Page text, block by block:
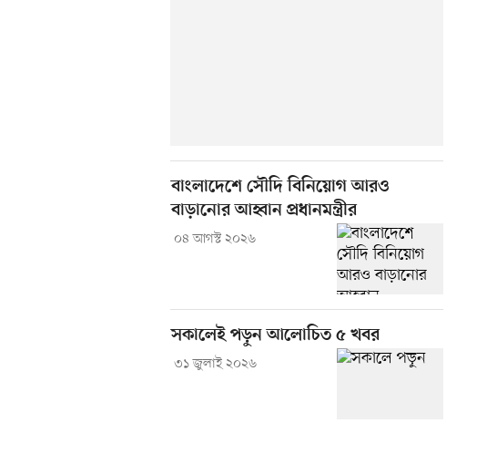
বাংলাদেশে সৌদি বিনিয়োগ আরও
বাড়ানোর আহ্বান প্রধানমন্ত্রীর
০৪ আগস্ট ২০২৬
সকালেই পড়ুন আলোচিত ৫ খবর
৩১ জুলাই ২০২৬